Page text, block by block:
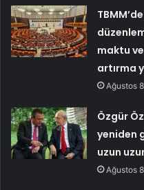
maktu
artırma
Ağustos
Özgür
yeniden
uzun
Ağustos